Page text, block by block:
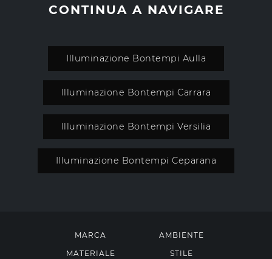
CONTINUA A NAVIGARE
Illuminazione Bontempi Aulla
Illuminazione Bontempi Carrara
Illuminazione Bontempi Versilia
Illuminazione Bontempi Ceparana
MARCA
AMBIENTE
MATERIALE
STILE